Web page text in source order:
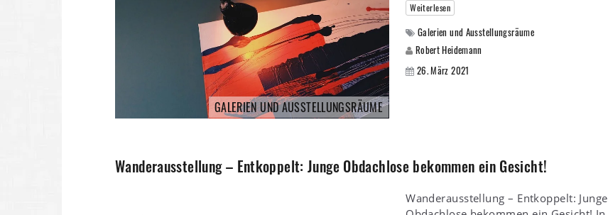
GALERIEN UND AUSSTELLUNGSRÄUME
Weiterlesen
Galerien und Ausstellungsräume
Robert Heidemann
26. März 2021
Wanderausstellung – Entkoppelt: Junge Obdachlose bekommen ein Gesicht!
Wanderausstellung – Entkoppelt: Junge